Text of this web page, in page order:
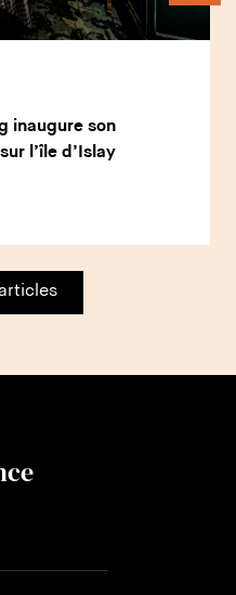
inaugure son
l’île d’Islay